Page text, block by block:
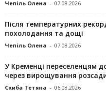
Чепіль Олена - 07.08.2026
Після температурних
похолодання та дощі
Чепіль Олена - 07.08.2026
У Кременці переселенцям
через вирощування
Скиба Тетяна - 06.08.2026